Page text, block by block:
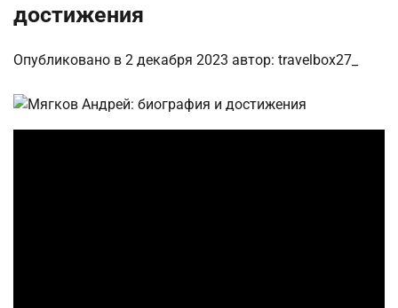
достижения
Опубликовано в 2 декабря 2023 автор: travelbox27_